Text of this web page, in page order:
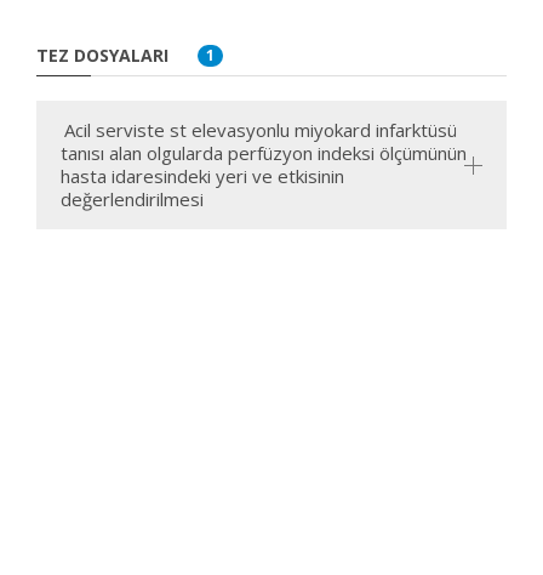
TEZ DOSYALARI 1
Acil serviste st elevasyonlu miyokard infarktüsü
tanısı alan olgularda perfüzyon indeksi ölçümünün
hasta idaresindeki yeri ve etkisinin
değerlendirilmesi